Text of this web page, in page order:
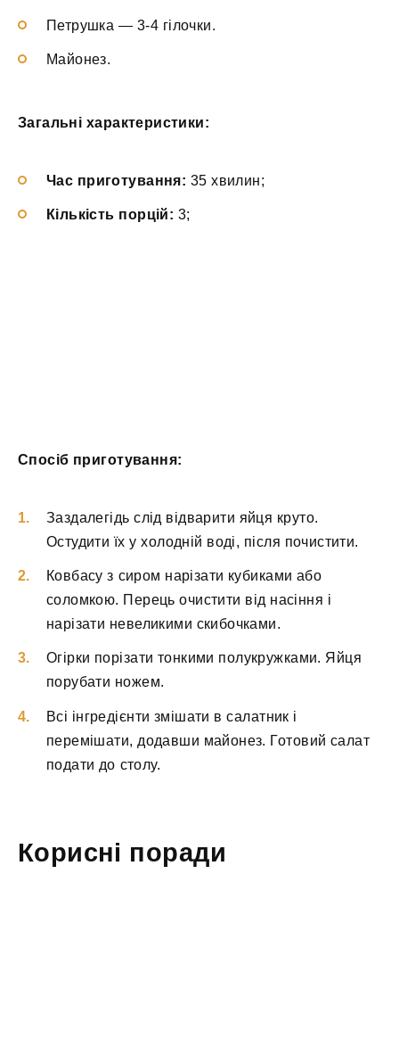
Петрушка — 3-4 гілочки.
Майонез.
Загальні характеристики:
Час приготування: 35 хвилин;
Кількість порцій: 3;
Спосіб приготування:
Заздалегідь слід відварити яйця круто.
Остудити їх у холодній воді, після почистити.
Ковбасу з сиром нарізати кубиками або
соломкою. Перець очистити від насіння і
нарізати невеликими скибочками.
Огірки порізати тонкими полукружками. Яйця
порубати ножем.
Всі інгредієнти змішати в салатник і
перемішати, додавши майонез. Готовий салат
подати до столу.
Корисні поради